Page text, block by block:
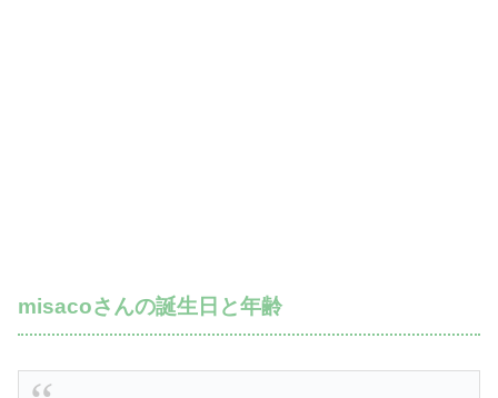
misacoさんの誕生日と年齢